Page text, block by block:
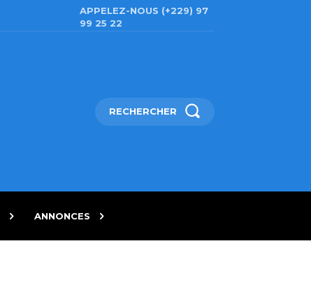
APPELEZ-NOUS (+229) 97
99 25 22
RECHERCHER
ANNONCES